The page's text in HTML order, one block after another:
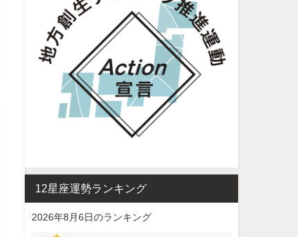
12星座運勢ランキング
2026年8月6日のランキング